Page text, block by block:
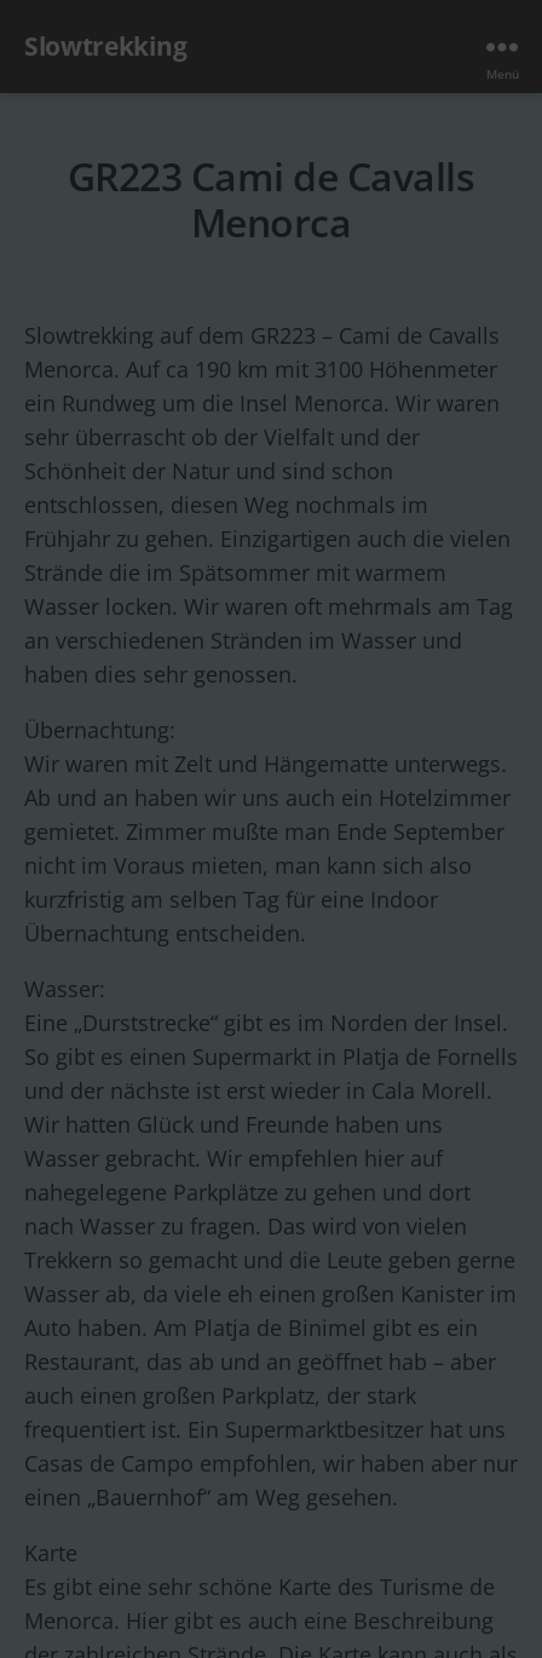
Slowtrekking
Menü
GR223 Cami de Cavalls
Menorca
Slowtrekking auf dem GR223 – Cami de Cavalls
Menorca. Auf ca 190 km mit 3100 Höhenmeter
ein Rundweg um die Insel Menorca. Wir waren
sehr überrascht ob der Vielfalt und der
Schönheit der Natur und sind schon
entschlossen, diesen Weg nochmals im
Frühjahr zu gehen. Einzigartigen auch die vielen
Strände die im Spätsommer mit warmem
Wasser locken. Wir waren oft mehrmals am Tag
an verschiedenen Stränden im Wasser und
haben dies sehr genossen.
Übernachtung:
Wir waren mit Zelt und Hängematte unterwegs.
Ab und an haben wir uns auch ein Hotelzimmer
gemietet. Zimmer mußte man Ende September
nicht im Voraus mieten, man kann sich also
kurzfristig am selben Tag für eine Indoor
Übernachtung entscheiden.
Wasser:
Eine „Durststrecke“ gibt es im Norden der Insel.
So gibt es einen Supermarkt in Platja de Fornells
und der nächste ist erst wieder in Cala Morell.
Wir hatten Glück und Freunde haben uns
Wasser gebracht. Wir empfehlen hier auf
nahegelegene Parkplätze zu gehen und dort
nach Wasser zu fragen. Das wird von vielen
Trekkern so gemacht und die Leute geben gerne
Wasser ab, da viele eh einen großen Kanister im
Auto haben. Am Platja de Binimel gibt es ein
Restaurant, das ab und an geöffnet hab – aber
auch einen großen Parkplatz, der stark
frequentiert ist. Ein Supermarktbesitzer hat uns
Casas de Campo empfohlen, wir haben aber nur
einen „Bauernhof“ am Weg gesehen.
Karte
Es gibt eine sehr schöne Karte des Turisme de
Menorca. Hier gibt es auch eine Beschreibung